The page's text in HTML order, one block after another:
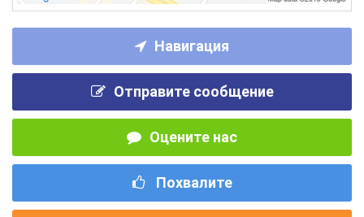
Навигация
Отправите сообщение
Оцените нас
Похвалите